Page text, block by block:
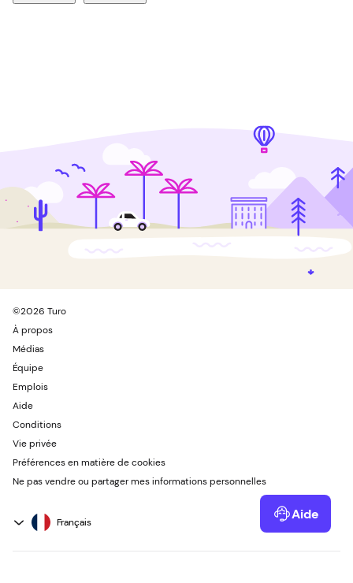
Aide
©2026 Turo
À propos
Médias
Équipe
Emplois
Aide
Conditions
Vie privée
Préférences en matière de cookies
Ne pas vendre ou partager mes informations personnelles